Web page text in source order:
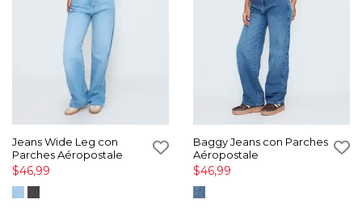
Jeans Wide Leg con
Parches Aéropostale
$46,99
Baggy Jeans con Parches
Aéropostale
$46,99